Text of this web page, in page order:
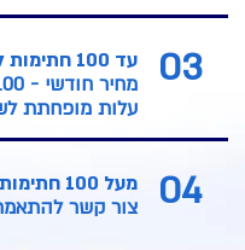
עד 100 חתימות לחודש:
מחיר חודשי - 100 ש״ח.
עלות מופחתת לשנה -
03
מעל 100 חתימות לחודש:
צור קשר
04